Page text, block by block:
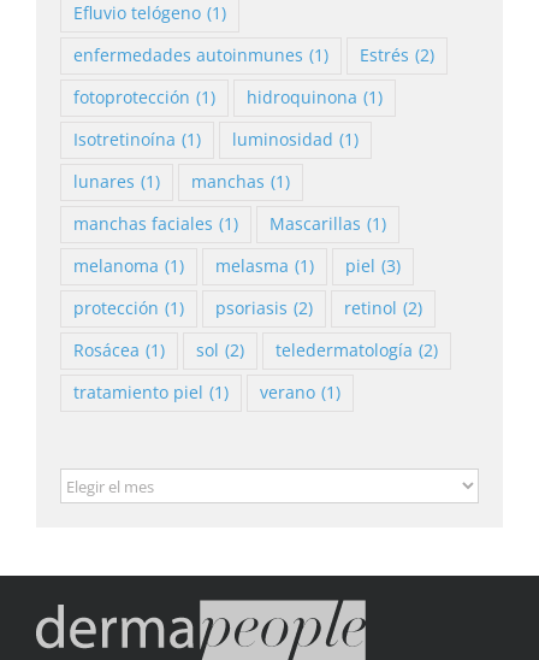
Efluvio telógeno (1)
enfermedades autoinmunes (1) Estrés (2)
fotoprotección (1) hidroquinona (1)
Isotretinoína (1) luminosidad (1)
lunares (1) manchas (1)
manchas faciales (1) Mascarillas (1)
melanoma (1) melasma (1) piel (3)
protección (1) psoriasis (2) retinol (2)
Rosácea (1) sol (2) teledermatología (2)
tratamiento piel (1) verano (1)